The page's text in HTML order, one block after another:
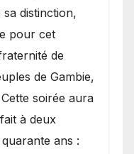
distinction,
pour cet
de
de Gambie,
soirée aura
à deux
ans :